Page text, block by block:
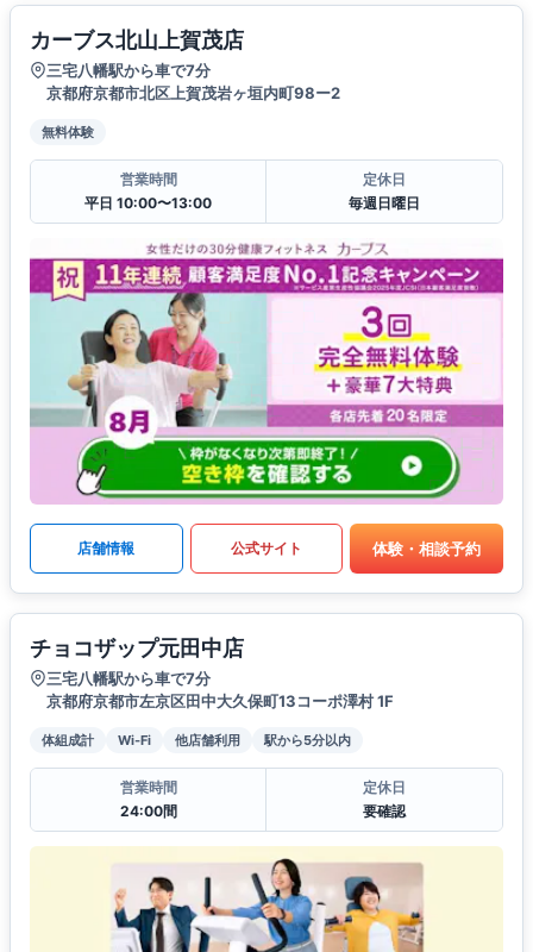
カーブス北山上賀茂店
三宅八幡駅から車で7分
京都府京都市北区上賀茂岩ヶ垣内町98ー2
無料体験
営業時間
平日 10:00〜13:00
定休日
毎週日曜日
店舗情報 公式サイト 体験・相談予約
チョコザップ元田中店
三宅八幡駅から車で7分
京都府京都市左京区田中大久保町13コーポ澤村 1F
体組成計 Wi-Fi 他店舗利用 駅から5分以内
営業時間
24:00間
定休日
要確認